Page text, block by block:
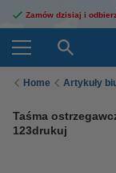
Zamów dzisiaj i
Home Artykuły
Taśma
123drukuj